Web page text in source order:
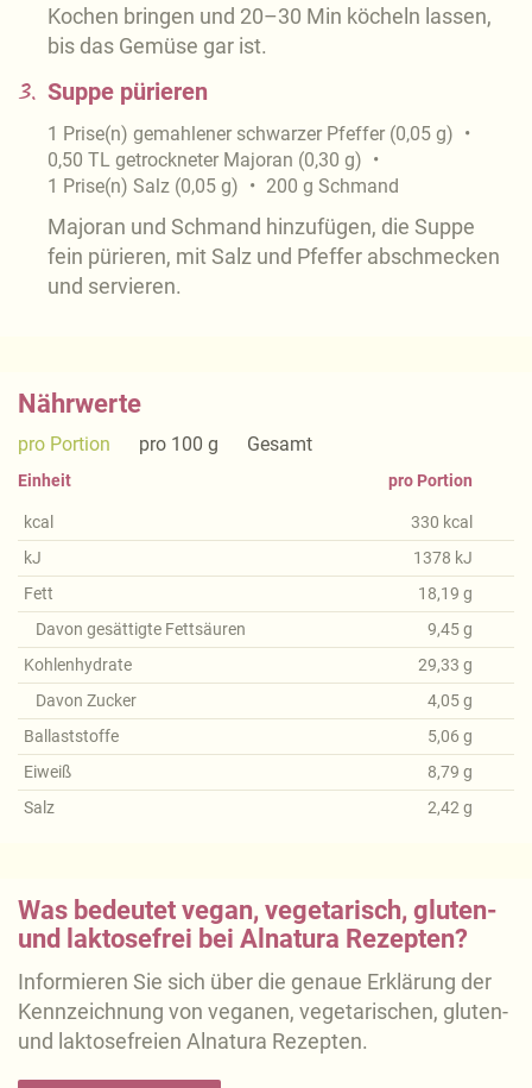
Kochen bringen und 20–30 Min köcheln lassen,
bis das Gemüse gar ist.
3. Suppe pürieren
1 Prise(n) gemahlener schwarzer Pfeffer (0,05 g)
0,50 TL getrockneter Majoran (0,30 g)
1 Prise(n) Salz (0,05 g) 200 g Schmand
Majoran und Schmand hinzufügen, die Suppe
fein pürieren, mit Salz und Pfeffer abschmecken
und servieren.
Nährwerte
pro Portion pro 100 g Gesamt
Einheit
kcal
kJ
Fett
Davon gesättigte Fettsäuren
Kohlenhydrate
Davon Zucker
Ballaststoffe
Eiweiß
Salz
pro Portion
330 kcal
1378 kJ
18,19 g
9,45g
29,33 g
4,05g
5,06 g
8,79 g
2,42 g
Was bedeutet vegan, vegetarisch, gluten-
und laktosefrei bei Alnatura Rezepten?
Informieren Sie sich über die genaue Erklärung der
Kennzeichnung von veganen, vegetarischen, gluten-
und laktosefreien Alnatura Rezepten.